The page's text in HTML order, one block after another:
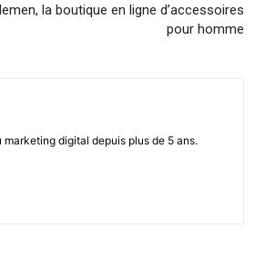
la boutique en ligne d’accessoires
pour homme
digital depuis plus de 5 ans.